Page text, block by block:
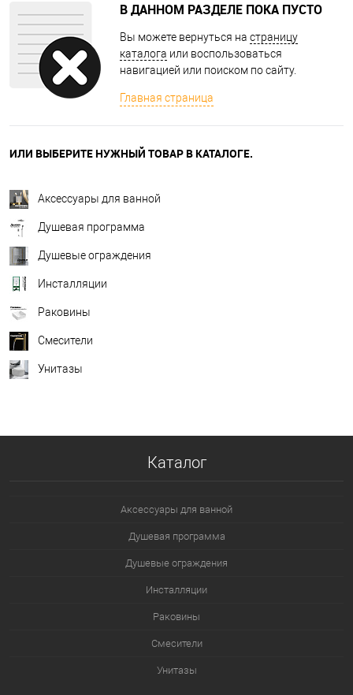
В ДАННОМ РАЗДЕЛЕ ПОКА ПУСТО
Вы можете вернуться на страницу
каталога или воспользоваться
навигацией или поиском по сайту.
Главная страница
ИЛИ ВЫБЕРИТЕ НУЖНЫЙ ТОВАР В КАТАЛОГЕ.
Аксессуары для ванной
Душевая программа
Душевые ограждения
Инсталляции
Раковины
Смесители
Унитазы
Каталог
Аксессуары для ванной
Душевая программа
Душевые ограждения
Инсталляции
Раковины
Смесители
Унитазы